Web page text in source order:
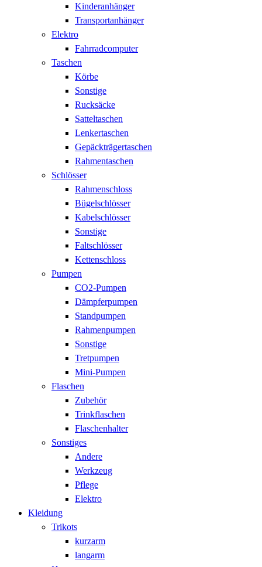
Kinderanhänger
Transportanhänger
Elektro
Fahrradcomputer
Taschen
Körbe
Sonstige
Rucksäcke
Satteltaschen
Lenkertaschen
Gepäckträgertaschen
Rahmentaschen
Schlösser
Rahmenschloss
Bügelschlösser
Kabelschlösser
Sonstige
Faltschlösser
Kettenschloss
Pumpen
CO2-Pumpen
Dämpferpumpen
Standpumpen
Rahmenpumpen
Sonstige
Tretpumpen
Mini-Pumpen
Flaschen
Zubehör
Trinkflaschen
Flaschenhalter
Sonstiges
Andere
Werkzeug
Pflege
Elektro
Kleidung
Trikots
kurzarm
langarm